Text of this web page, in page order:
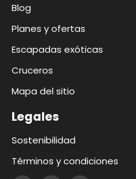
Blog
Planes y ofertas
Escapadas exóticas
Cruceros
Mapa del sitio
Legales
Sostenibilidad
Términos y condiciones